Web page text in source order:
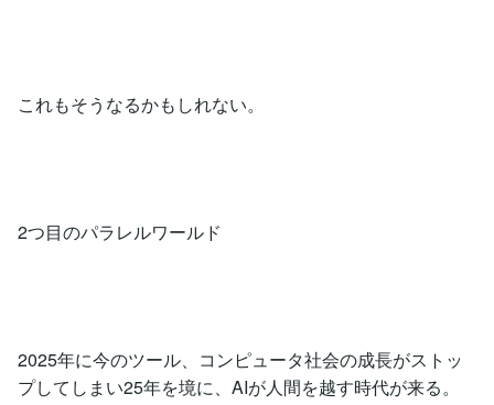
これもそうなるかもしれない。
2つ目のパラレルワールド
2025年に今のツール、コンピュータ社会の成長がストッ
プしてしまい25年を境に、AIが人間を越す時代が来る。